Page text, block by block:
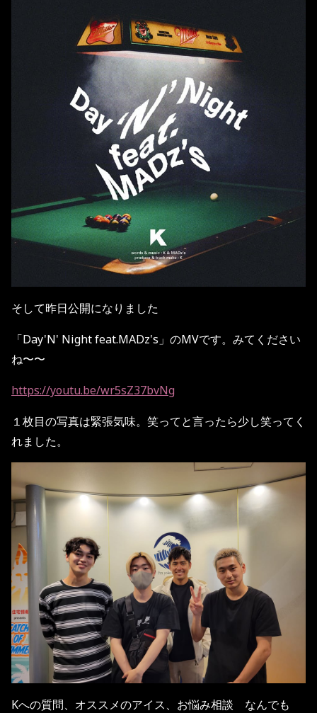
そして昨日公開になりました
「Day'N' Night feat.MADz's」のMVです。みてください
ね〜〜
https://youtu.be/wr5sZ37bvNg
１枚目の写真は緊張気味。笑ってと言ったら少し笑ってく
れました。
Kへの質問、オススメのアイス、お悩み相談 なんでも